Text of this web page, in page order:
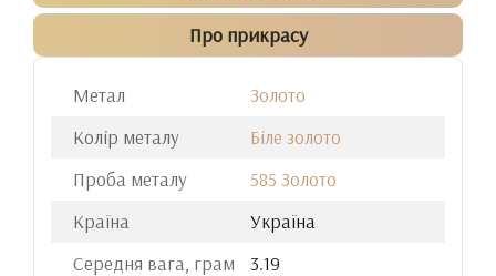
Про прикрасу
Метал
Золото
Колір металу
Біле золото
Проба металу
585 Золото
Країна
Україна
Середня вага, грам
3.19